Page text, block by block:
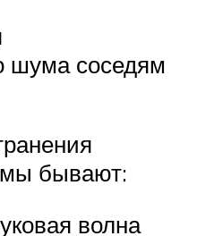
шума соседям
бывают:
волна